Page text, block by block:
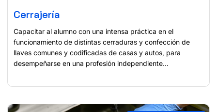
Cerrajería
Capacitar al alumno con una intensa práctica en el
funcionamiento de distintas cerraduras y confección de
llaves comunes y codificadas de casas y autos, para
desempeñarse en una profesión independiente...